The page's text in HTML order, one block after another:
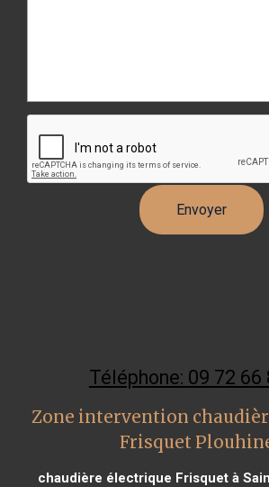
Téléphone: 09 72 66
Zone intervention
Frisquet
chaudière électrique Frisquet à